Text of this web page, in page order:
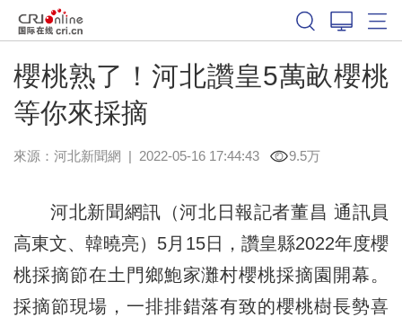
櫻桃熟了！河北讚皇5萬畝櫻桃
等你來採摘
來源： 河北新聞網 | 2022-05-16 17:44:43 9.5万
河北新聞網訊（河北日報記者董昌 通訊員
高東文、韓曉亮）5月15日，讚皇縣2022年度櫻
桃採摘節在土門鄉鮑家灘村櫻桃採摘園開幕。
採摘節現場，一排排錯落有致的櫻桃樹長勢喜